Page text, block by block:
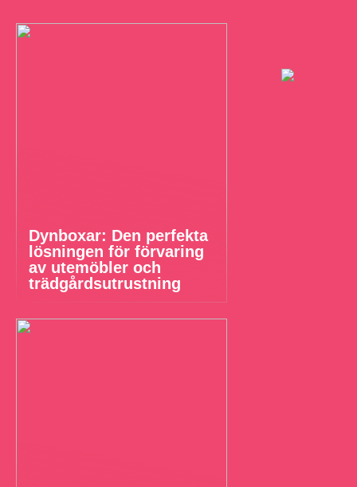
Dynboxar: Den perfekta
lösningen för förvaring
av utemöbler och
trädgårdsutrustning